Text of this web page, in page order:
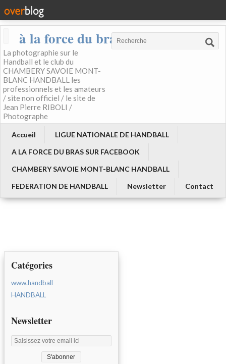
à la force du bras
La photographie sur le
Handball et le club du
CHAMBERY SAVOIE MONT-
BLANC HANDBALL les
professionnels et les amateurs
/ site non officiel / le site de
Jean Pierre RIBOLI /
Photographe
Accueil
LIGUE NATIONALE DE HANDBALL
A LA FORCE DU BRAS SUR FACEBOOK
CHAMBERY SAVOIE MONT-BLANC HANDBALL
FEDERATION DE HANDBALL
Newsletter Contact
Catégories
www.handball
HANDBALL
Newsletter